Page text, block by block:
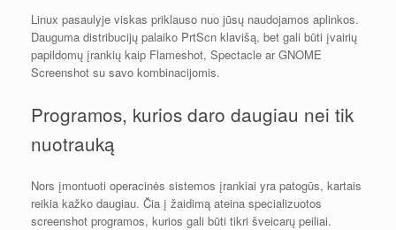
Linux pasaulyje viskas priklauso nuo jūsų naudojamos aplinkos.
Dauguma distribucijų palaiko PrtScn klavišą, bet gali būti įvairių
papildomų įrankių kaip Flameshot, Spectacle ar GNOME
Screenshot su savo kombinacijomis.
Programos, kurios daro daugiau nei tik
nuotrauką
Nors įmontuoti operacinės sistemos įrankiai yra patogūs, kartais
reikia kažko daugiau. Čia į žaidimą ateina specializuotos
screenshot programos, kurios gali būti tikri šveicarų peiliai.